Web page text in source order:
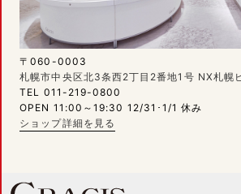
〒060-0003
札幌市中央区北3条西2丁目2番地1号 NX札幌
TEL 011-219-0800
OPEN 11:00～19:30 12/31･1/1 休み
ショップ詳細を見る